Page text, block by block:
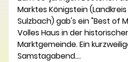
Marktes Königstein
Sulzbach) gab's ein "Best of
Volles Haus in der
Marktgemeinde. Ein
Samstagabend....